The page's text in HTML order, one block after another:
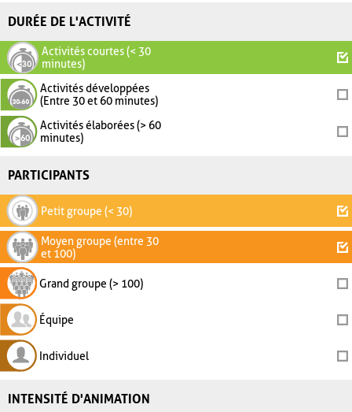
DURÉE DE L'ACTIVITÉ
Activités courtes (< 30
minutes)
Activités développées
(Entre 30 et 60 minutes)
Activités élaborées (> 60
minutes)
PARTICIPANTS
Petit groupe (< 30)
Moyen groupe (entre 30
et 100)
Grand groupe (> 100)
Équipe
Individuel
INTENSITÉ D'ANIMATION